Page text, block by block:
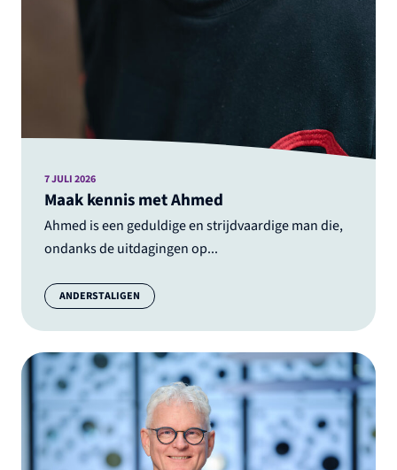
Maak kennis met Ahmed
Ahmed is een geduldige en strijdvaardige man die,
ondanks de uitdagingen op...
7 JULI 2026
Categorie:
ANDERSTALIGEN